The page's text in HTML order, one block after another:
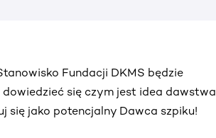
Fundacji DKMS będzie
się czym jest idea dawstwa
się jako potencjalny Dawca szpiku!